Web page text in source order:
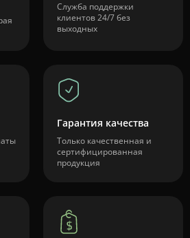
Служба поддержки
клиентов 24/7 без
выходных
Гарантия качества
Только качественная и
сертифицированная
продукция